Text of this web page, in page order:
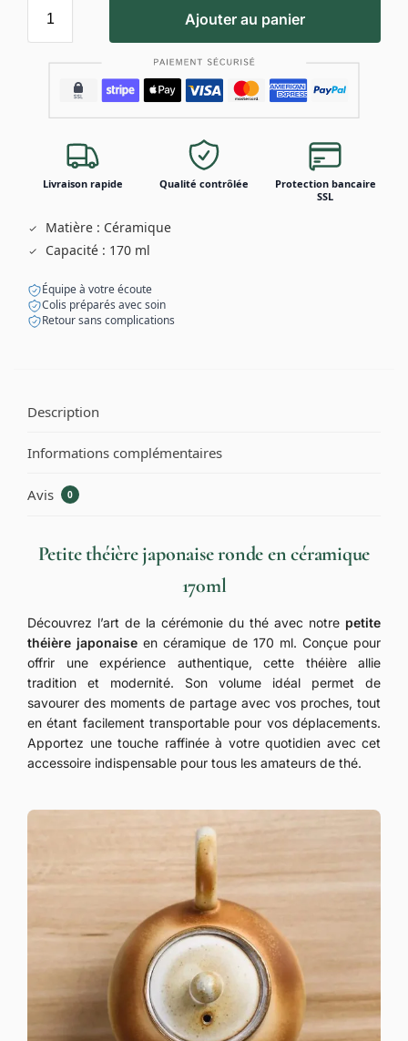
Ajouter au panier
Livraison rapide Qualité contrôlée
Protection bancaire
SSL
Matière : Céramique
Capacité : 170 ml
Équipe à votre écoute
Colis préparés avec soin
Retour sans complications
Description
Informations complémentaires
Avis 0
Petite théière japonaise ronde en céramique
170ml
Découvrez l’art de la cérémonie du thé avec notre petite
théière japonaise en céramique de 170 ml. Conçue pour
offrir une expérience authentique, cette théière allie
tradition et modernité. Son volume idéal permet de
savourer des moments de partage avec vos proches, tout
en étant facilement transportable pour vos déplacements.
Apportez une touche raffinée à votre quotidien avec cet
accessoire indispensable pour tous les amateurs de thé.